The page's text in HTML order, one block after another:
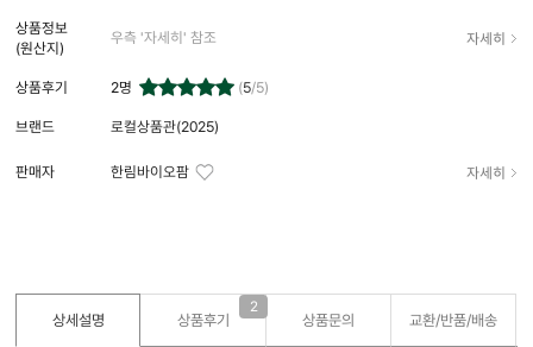
상품정보
(원산지)
우측 '자세히' 참조 자세히
상품후기 2명 (5/5)
브랜드 로컬상품관(2025)
판매자 한림바이오팜 자세히
상세설명 상품후기
2
상품문의 교환/반품/배송